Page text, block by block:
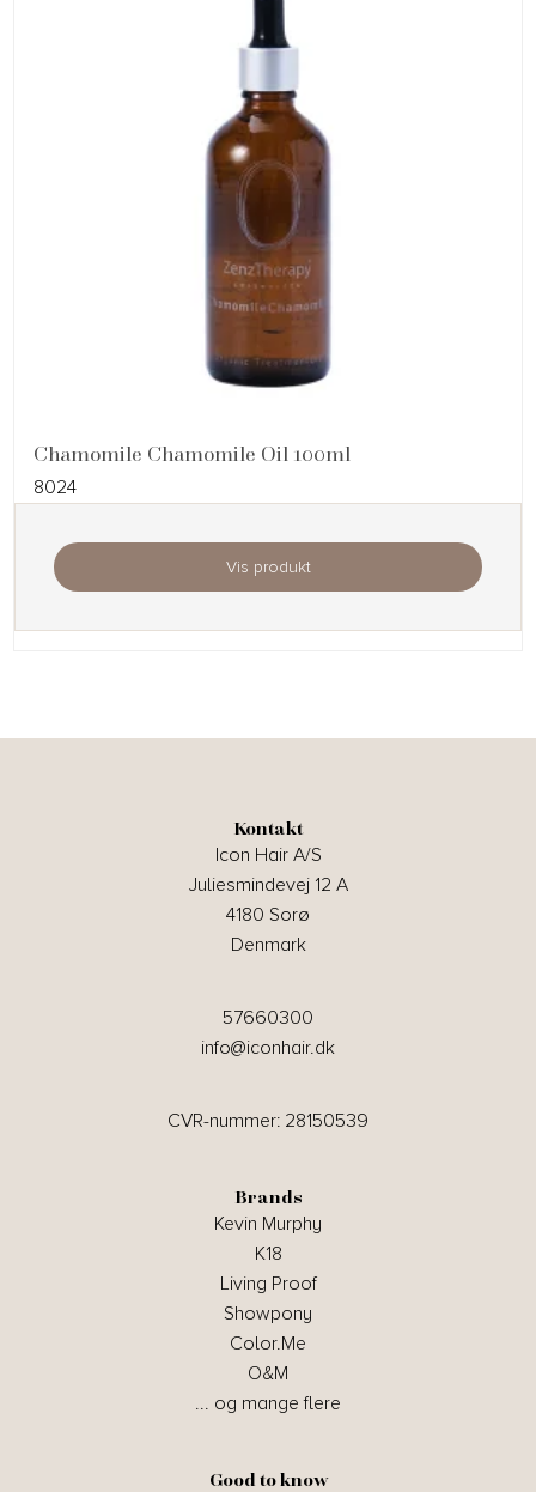
Chamomile Chamomile Oil 100ml
8024
Vis produkt
Kontakt
Icon Hair A/S
Juliesmindevej 12 A
4180 Sorø
Denmark
57660300
info@iconhair.dk
CVR-nummer: 28150539
Brands
Kevin Murphy
K18
Living Proof
Showpony
Color.Me
O&M
... og mange flere
Good to know